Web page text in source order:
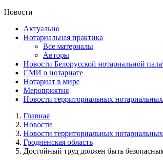
Новости
Актуально
Нотариальная практика
Все материалы
Авторы
Новости Белорусской нотариальной
СМИ о нотариате
Нотариат в мире
Мероприятия
Новости территориальных
Главная
Новости
Новости территориальных
Гродненская область
Достойный труд должен быть